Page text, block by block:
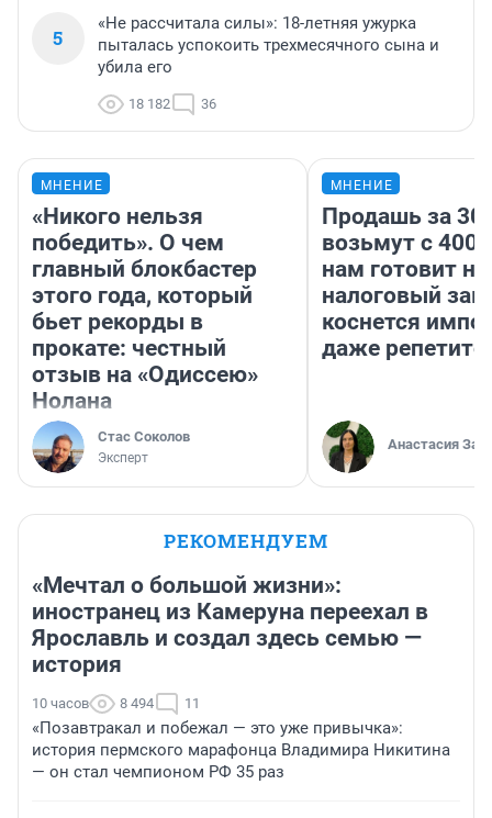
5
«Не рассчитала силы»: 18-летняя ужурка
пыталась успокоить трехмесячного сына и
убила его
18 182 36
МНЕНИЕ
«Никого нельзя
победить». О чем
главный блокбастер
этого года, который
бьет рекорды в
прокате: честный
отзыв на «Одиссею»
Нолана
Стас Соколов
Эксперт
МНЕНИЕ
Продашь за
возьмут с
нам готовит
налоговый
коснется
даже
Анастасия
РЕКОМЕНДУЕМ
«Мечтал о большой жизни»:
иностранец из Камеруна переехал в
Ярославль и создал здесь семью —
история
10 часов 8 494 11
«Позавтракал и побежал — это уже привычка»:
история пермского марафонца Владимира Никитина
— он стал чемпионом РФ 35 раз